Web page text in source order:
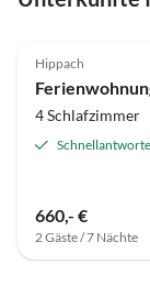
Hippach
4 Schlafzimmer
660,- €
2 Gäste / 7 Nächte